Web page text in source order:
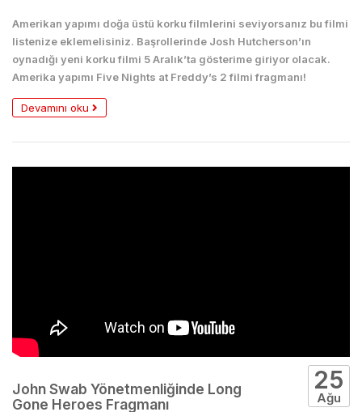
Amerikan yapımı doğa üstü korku filmlerini seviyorsanız bu filmi
listenize eklemelisiniz. Başrollerinde Josh Hutcherson’ın
oynadığı yeni korku filmi 5 Aralık’ta gösterime giriyor olacak.
Amerika yapımı Five Nights at Freddy’s 2 filmi fragmanı!
Devamını oku
John Swab Yönetmenliğinde Long
Gone Heroes Fragmanı
25
Ağu